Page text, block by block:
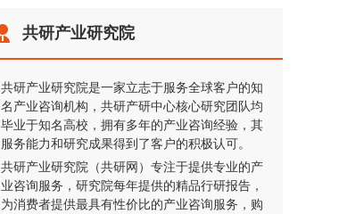
共研产业研究院
共研产业研究院是一家立志于服务全球客户的知
名产业咨询机构，共研产研中心核心研究团队均
毕业于知名高校，拥有多年的产业咨询经验，其
服务能力和研究成果得到了客户的积极认可。
共研产业研究院（共研网）专注于提供专业的产
业咨询服务，研究院每年提供的精品行研报告，
为消费者提供最具有性价比的产业咨询服务，购